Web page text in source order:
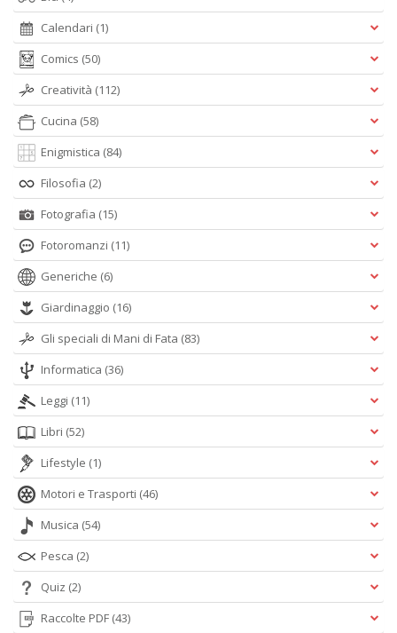
Calendari (1)
Comics (50)
Creatività (112)
Cucina (58)
Enigmistica (84)
Filosofia (2)
Fotografia (15)
Fotoromanzi (11)
Generiche (6)
Giardinaggio (16)
Gli speciali di Mani di Fata (83)
Informatica (36)
Leggi (11)
Libri (52)
Lifestyle (1)
Motori e Trasporti (46)
Musica (54)
Pesca (2)
Quiz (2)
Raccolte PDF (43)